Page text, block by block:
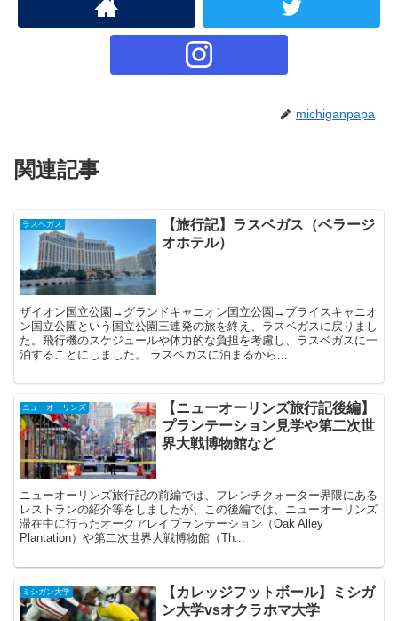
michiganpapa
関連記事
ラスベガス
【旅行記】ラスベガス（ベラージ
オホテル）
ザイオン国立公園→グランドキャニオン国立公園→ブライスキャニオ
ン国立公園という国立公園三連発の旅を終え、ラスベガスに戻りまし
た。飛行機のスケジュールや体力的な負担を考慮し、ラスベガスに一
泊することにしました。 ラスベガスに泊まるから...
ニューオーリンズ
【ニューオーリンズ旅行記後編】
プランテーション見学や第二次世
界大戦博物館など
ニューオーリンズ旅行記の前編では、フレンチクォーター界隈にある
レストランの紹介等をしましたが、この後編では、ニューオーリンズ
滞在中に行ったオークアレイプランテーション（Oak Alley
Plantation）や第二次世界大戦博物館（Th...
ミシガン大学
【カレッジフットボール】ミシガ
ン大学vsオクラホマ大学